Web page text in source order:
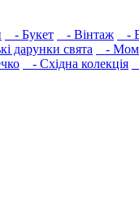
- Букет - Вінтаж -
дарунки свята -
- Східна колекція